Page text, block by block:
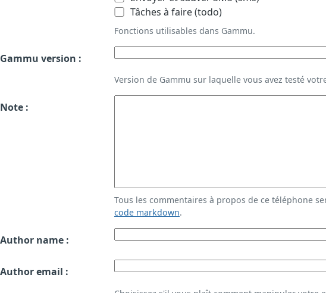
Tâches à faire (todo)
Fonctions utilisables dans Gammu.
Gammu version :
Version de Gammu sur laquelle vous avez testé
Note :
Tous les commentaires à propos de ce téléphone
code markdown.
Author name :
Author email :